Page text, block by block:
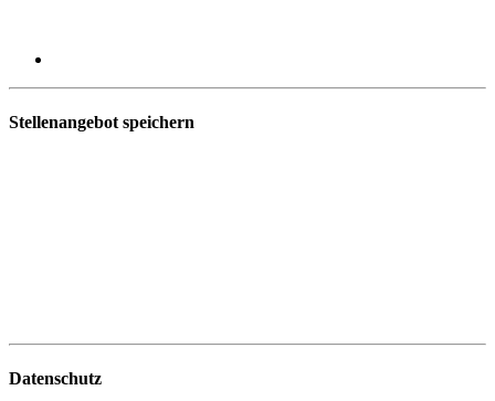
Stellenangebot speichern
Datenschutz